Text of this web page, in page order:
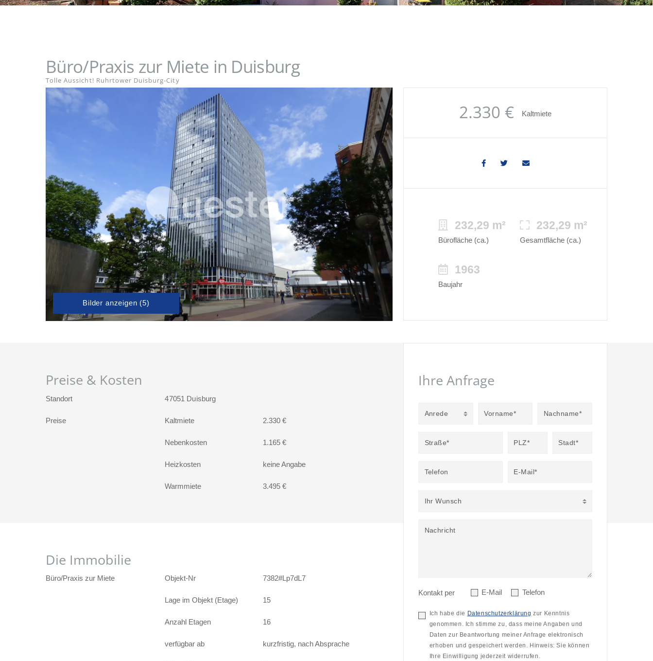
Büro/Praxis zur Miete in Duisburg
Tolle Aussicht! Ruhrtower Duisburg-City
Bilder anzeigen (5)
2.330 € Kaltmiete
232,29 m²
Bürofläche (ca.)
232,29 m²
Gesamtfläche (ca.)
1963
Baujahr
Preise & Kosten
Standort 47051 Duisburg
Preise Kaltmiete 2.330 €
Nebenkosten 1.165 €
Heizkosten keine Angabe
Warmmiete 3.495 €
Die Immobilie
Büro/Praxis zur Miete Objekt-Nr 7382#Lp7dL7
Lage im Objekt (Etage) 15
Anzahl Etagen 16
verfügbar ab kurzfristig, nach Absprache
Ihre Anfrage
Anrede Vorname* Nachname*
Straße* PLZ* Stadt*
Telefon E-Mail*
Ihr Wunsch
Nachricht
Kontakt per E-Mail Telefon
Ich habe die Datenschutzerklärung zur Kenntnis
genommen. Ich stimme zu, dass meine Angaben und
Daten zur Beantwortung meiner Anfrage elektronisch
erhoben und gespeichert werden. Hinweis: Sie können
Ihre Einwilligung jederzeit widerrufen.